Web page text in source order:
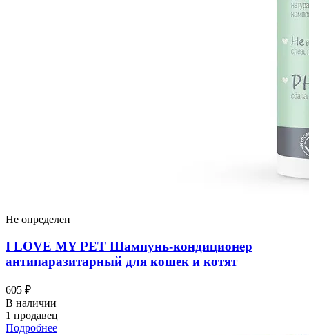
Не определен
I LOVЕ MY PET Шампунь-кондиционер
антипаразитарный для кошек и котят
605 ₽
В наличии
1 продавец
Подробнее